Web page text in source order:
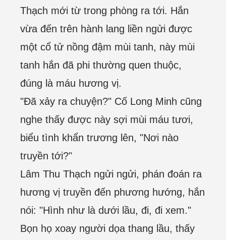
Thạch mới từ trong phòng ra tới. Hắn
vừa đến trên hành lang liền ngửi được
một cổ tử nồng đậm mùi tanh, này mùi
tanh hắn đã phi thường quen thuộc,
đúng là máu hương vị.
"Đã xảy ra chuyện?" Cố Long Minh cũng
nghe thấy được này sợi mùi máu tươi,
biểu tình khẩn trương lên, "Nơi nào
truyền tới?"
Lâm Thu Thạch ngửi ngửi, phán đoán ra
hương vị truyền đến phương hướng, hắn
nói: "Hình như là dưới lầu, đi, đi xem."
Bọn họ xoay người dọa thang lầu, thấy